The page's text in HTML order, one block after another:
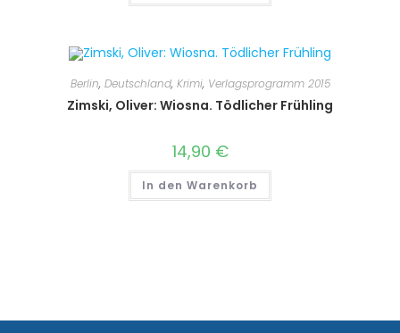
Berlin, Deutschland, Krimi, Verlagsprogramm 2015
Zimski, Oliver: Wiosna. Tödlicher Frühling
14,90 €
In den Warenkorb